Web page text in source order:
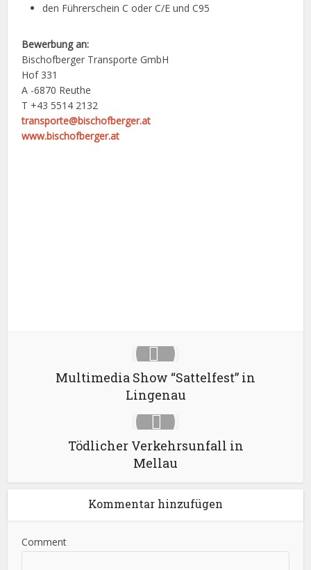
den Führerschein C oder C/E und C95
Bewerbung an:
Bischofberger Transporte GmbH
Hof 331
A -6870 Reuthe
T +43 5514 2132
transporte@bischofberger.at
www.bischofberger.at
Multimedia Show “Sattelfest” in
Lingenau
Tödlicher Verkehrsunfall in
Mellau
Kommentar hinzufügen
Comment